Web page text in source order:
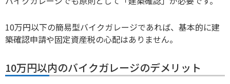
10万円以下の簡易型バイクガレージであれば、基本的に建
築確認申請や固定資産税の心配はありません。
10万円以内のバイクガレージのデメリット